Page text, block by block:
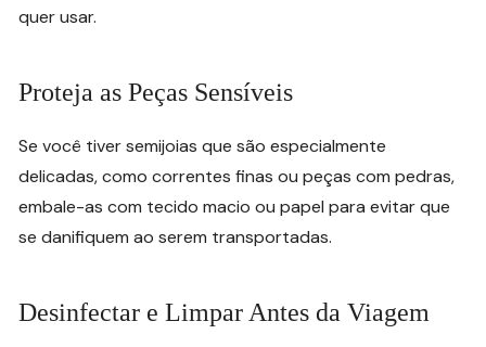
quer usar.
Proteja as Peças Sensíveis
Se você tiver semijoias que são especialmente
delicadas, como correntes finas ou peças com pedras,
embale-as com tecido macio ou papel para evitar que
se danifiquem ao serem transportadas.
Desinfectar e Limpar Antes da Viagem